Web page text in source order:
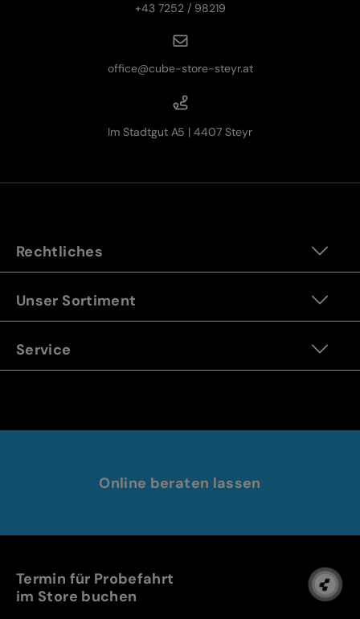
+43 7252 / 98219
office@cube-store-steyr.at
Im Stadtgut A5 | 4407 Steyr
Rechtliches
Unser Sortiment
Service
Online beraten lassen
Termin für Probefahrt
im Store buchen